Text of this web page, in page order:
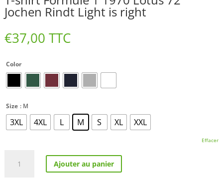
Jochen Rindt Light is right
€37,00 TTC
Color
Size : M
3XL 4XL L M S XL XXL
Effacer
Ajouter au panier